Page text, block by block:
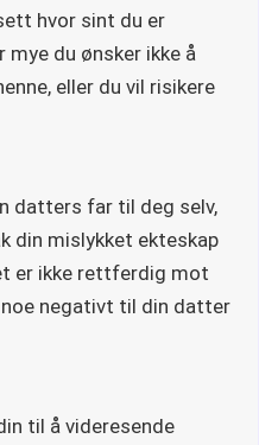
hvor sint du er
du ønsker ikke å
eller du vil risikere
datters far til deg selv,
din mislykket ekteskap
er ikke rettferdig mot
noe negativt til din datter
til å videresende